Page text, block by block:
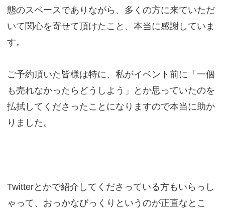
態のスペースでありながら、多くの方に来ていただ
いて関心を寄せて頂けたこと、本当に感謝していま
す。
ご予約頂いた皆様は特に、私がイベント前に「一個
も売れなかったらどうしよう」とか思っていたのを
払拭してくださったことになりますので本当に助か
りました。
Twitterとかで紹介してくださっている方もいらっし
ゃって、おっかなびっくりというのが正直なとこ